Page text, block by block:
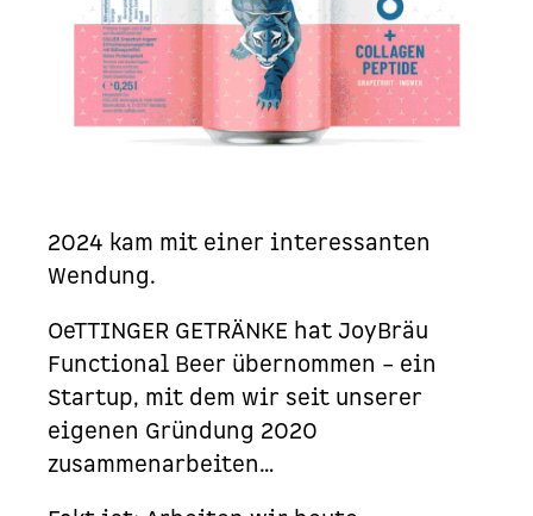
2024 kam mit einer interessanten
Wendung.
OeTTINGER GETRÄNKE hat JoyBräu
Functional Beer übernommen – ein
Startup, mit dem wir seit unserer
eigenen Gründung 2020
zusammenarbeiten…